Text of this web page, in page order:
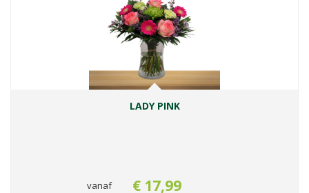
LADY PINK
vanaf € 17,99